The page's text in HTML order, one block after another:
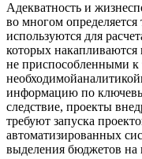
Адекватность и
во многом
используются для
которых
не приспособленными к
информацию по
следствие, проекты
требуют запуска
автоматизированных
выделения бюджетов